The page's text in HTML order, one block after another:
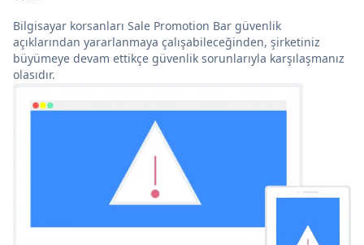
Bilgisayar korsanları Sale Promotion Bar güvenlik
açıklarından yararlanmaya çalışabileceğinden, şirketiniz
büyümeye devam ettikçe güvenlik sorunlarıyla karşılaşmanız
olasıdır.